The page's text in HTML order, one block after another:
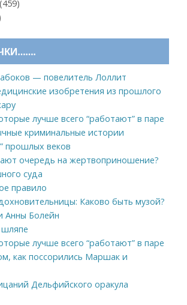
(459)
— повелитель Лоллит
изобретения из прошлого
лучше всего “работают” в паре
криминальные истории
прошлых веков
очередь на жертвоприношение?
суда
правило
Каково быть музой?
Анны Болейн
лучше всего “работают” в паре
как поссорились Маршак и
Дельфийского оракула